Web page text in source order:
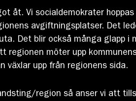
åt. Vi socialdemokrater
avgiftningsplatser. Det
Det blir också många glapp i
regionen möter upp
växlar upp från regionens sida.
region så anser vi att